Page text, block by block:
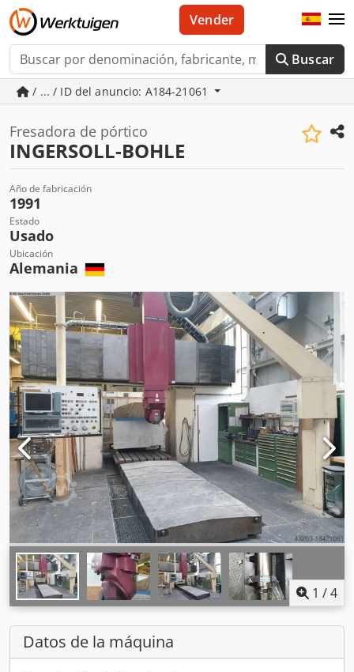
Buscar
Vender
/ ... / ID del anuncio: A184-21061
Fresadora de pórtico
INGERSOLL-BOHLE
Año de fabricación
1991
Estado
Usado
Ubicación
Alemania
1 /4
Datos de la máquina